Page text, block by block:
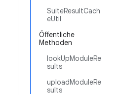
SuiteResultCach
eUtil
Öffentliche
Methoden
lookUpModuleRe
sults
uploadModuleRe
sults